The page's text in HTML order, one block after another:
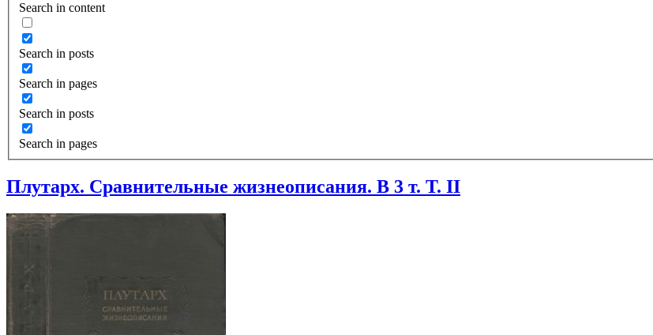
Search in content
Search in posts
Search in pages
Search in posts
Search in pages
Плутарх. Сравнительные жизнеописания. В 3 т. Т. II